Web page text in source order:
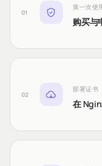
01
第一次使
购买与
02
部署证书
在